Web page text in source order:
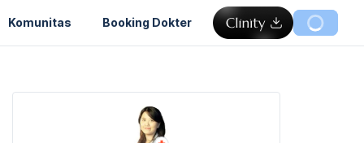
Komunitas Booking Dokter